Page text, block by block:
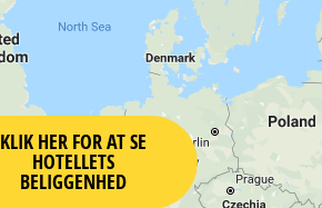
KLIK HER FOR AT SE
HOTELLETS
BELIGGENHED